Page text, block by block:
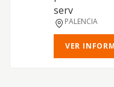
serv
PALENCIA
VER